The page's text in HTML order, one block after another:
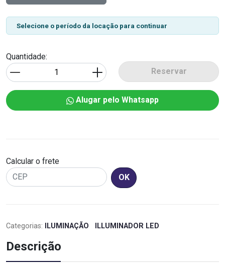
Selecione o período da locação para continuar
Quantidade:
Reservar
Alugar pelo Whatsapp
Calcular o frete
OK
Categorias: ILUMINAÇÃO ILLUMINADOR LED
Descrição